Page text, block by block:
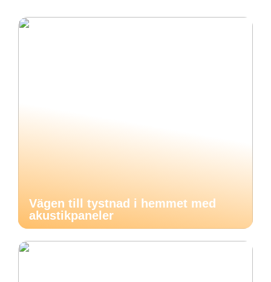
Vägen till tystnad i hemmet med
akustikpaneler